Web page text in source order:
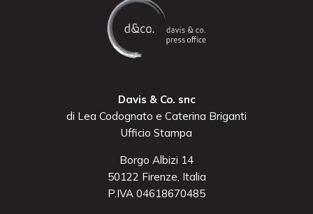
Davis & Co. snc
di Lea Codognato e Caterina Briganti
Ufficio Stampa
Borgo Albizi 14
50122 Firenze, Italia
P.IVA 04618670485